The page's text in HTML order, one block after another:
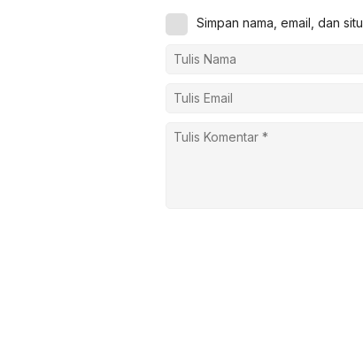
Simpan nama, email, dan